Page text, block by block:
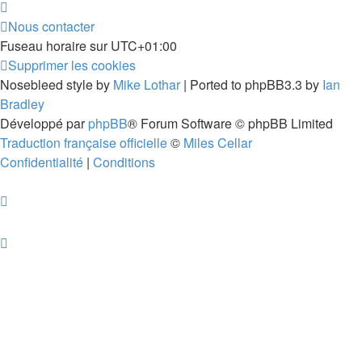
Nous contacter
Fuseau horaire surUTC+01:00
Supprimer les cookies
Nosebleed style by Mike Lothar | Ported to phpBB3.3 by Ian
Bradley
Développé parphpBB® Forum Software © phpBB Limited
Traduction française officielle© Miles Cellar
Confidentialité | Conditions